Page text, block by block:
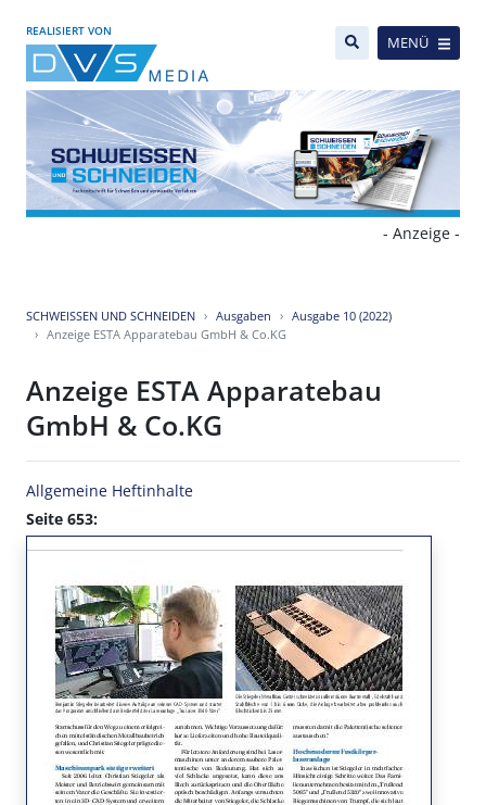
REALISIERT VON
MENÜ
- Anzeige -
SCHWEISSEN UND SCHNEIDEN Ausgaben
Ausgabe 10 (2022)
Anzeige ESTA Apparatebau GmbH & Co.KG
Anzeige ESTA Apparatebau
GmbH & Co.KG
Allgemeine Heftinhalte
Seite 653: